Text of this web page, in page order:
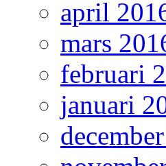
april
mars
februari
januari